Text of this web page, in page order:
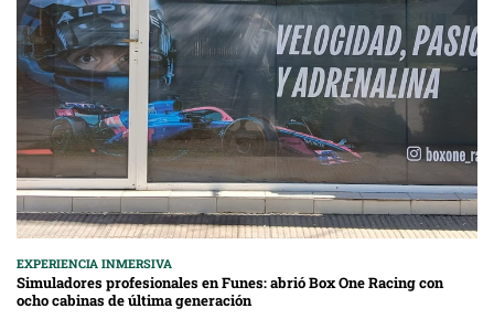
EXPERIENCIA INMERSIVA
Simuladores profesionales en Funes: abrió Box One Racing con
ocho cabinas de última generación